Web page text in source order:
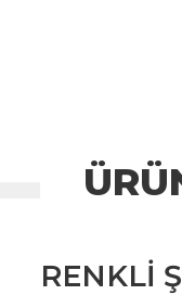
RENKLI